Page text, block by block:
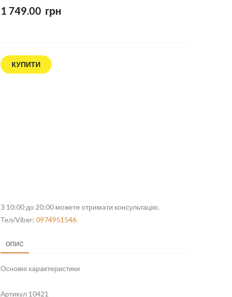
1 749.00  грн
КУПИТИ
З 10:00 до 20:00 можете отримати консультацію.
Тел/Viber: 0974951546
ОПИС
Основні характеристики
Артикул 10421